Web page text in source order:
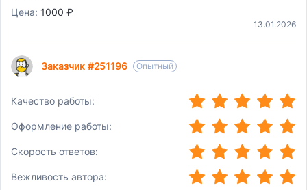
13.01.2026
Цена: 1000 ₽
Заказчик #251196 Опытный
Качество работы: (*)(*) (*) (*) (*)
Оформление работы: (*)(*) (*) (*) (*)
Скорость ответов: (*)(*) (*) (*) (*)
Вежливость автора: (*)(*) (*) (*) (*)